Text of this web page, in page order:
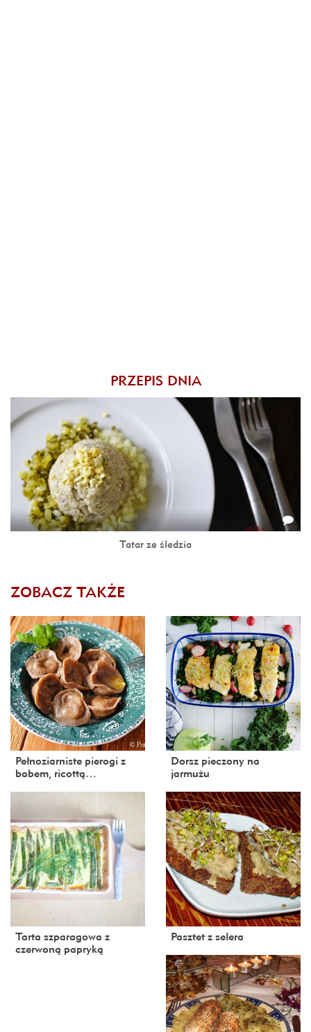
PRZEPIS DNIA
Tatar ze śledzia
ZOBACZ TAKŻE
Pełnoziarniste pierogi z
bobem, ricottą…
Dorsz pieczony na
jarmużu
Tarta szparagowa z
czerwoną papryką
Pasztet z selera